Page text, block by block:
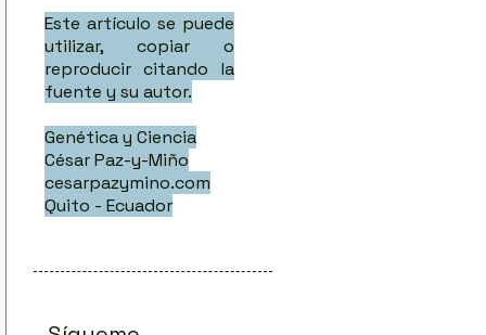
Este artículo se puede
utilizar, copiar o
reproducir citando la
fuente y su autor.
Genética y Ciencia
César Paz-y-Miño
cesarpazymino.com
Quito - Ecuador